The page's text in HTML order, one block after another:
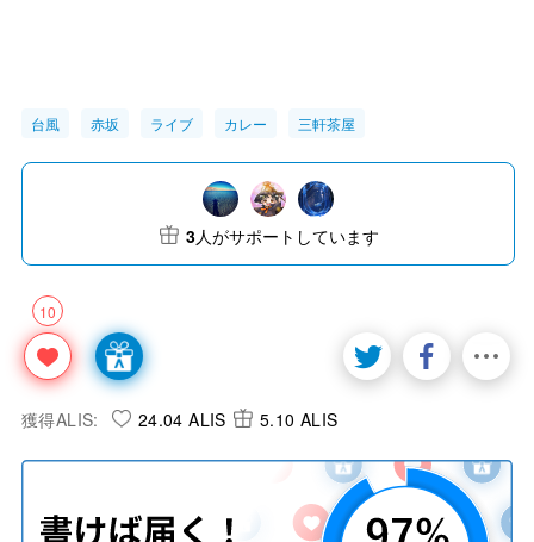
台風 赤坂 ライブ カレー 三軒茶屋
10
3人がサポートしています
獲得ALIS: 24.04 ALIS 5.10 ALIS